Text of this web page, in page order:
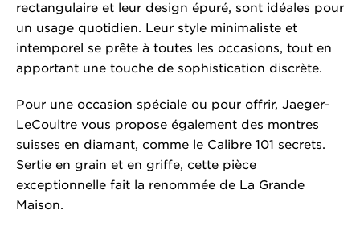
rectangulaire et leur design épuré, sont idéales pour
un usage quotidien. Leur style minimaliste et
intemporel se prête à toutes les occasions, tout en
apportant une touche de sophistication discrète.
Pour une occasion spéciale ou pour offrir, Jaeger-
LeCoultre vous propose également des montres
suisses en diamant, comme le Calibre 101 secrets.
Sertie en grain et en griffe, cette pièce
exceptionnelle fait la renommée de La Grande
Maison.